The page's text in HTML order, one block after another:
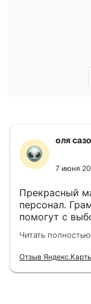
оля
7 июня
Прекрасный
персонал.
помогут с
назначенный
Читать полностью
Отзыв